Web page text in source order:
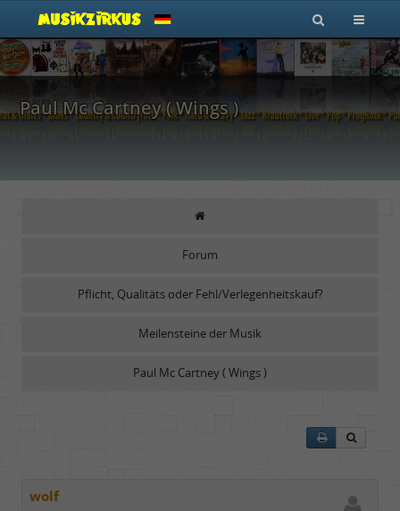
Paul Mc Cartney ( Wings )
Forum
Pflicht, Qualitäts oder Fehl/Verlegenheitskauf?
Meilensteine der Musik
Paul Mc Cartney ( Wings )
wolf